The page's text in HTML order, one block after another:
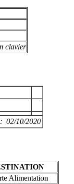
clavier
02/10/2020
Alimentation